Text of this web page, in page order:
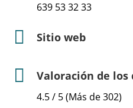
639 53 32 33
Sitio web
Valoración de los
4.5 / 5 (Más de 302)